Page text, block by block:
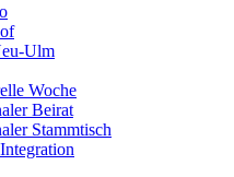
Ulm
Woche
Beirat
Stammtisch